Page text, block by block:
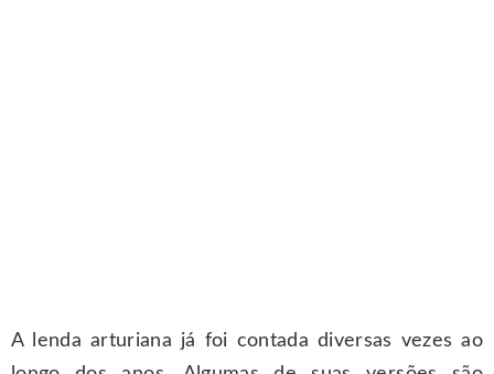
A lenda arturiana já foi contada diversas vezes ao